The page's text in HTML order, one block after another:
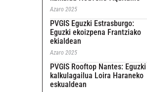
Azaro 2025
PVGIS Eguzki Estrasburgo:
Eguzki ekoizpena Frantziako
ekialdean
Azaro 2025
PVGIS Rooftop Nantes: Eguzki
kalkulagailua Loira Haraneko
eskualdean